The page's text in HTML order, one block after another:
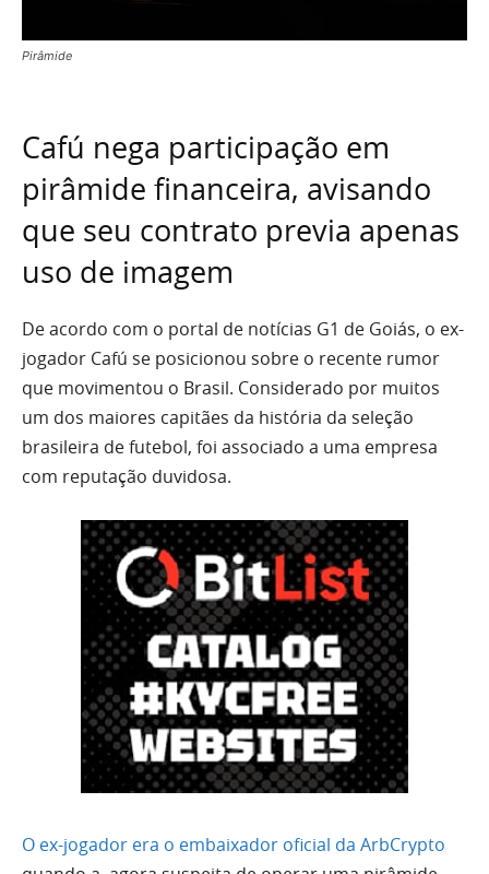
Pirâmide
Cafú nega participação em
pirâmide financeira, avisando
que seu contrato previa apenas
uso de imagem
De acordo com o portal de notícias G1 de Goiás, o ex-
jogador Cafú se posicionou sobre o recente rumor
que movimentou o Brasil. Considerado por muitos
um dos maiores capitães da história da seleção
brasileira de futebol, foi associado a uma empresa
com reputação duvidosa.
O ex-jogador era o embaixador oficial da ArbCrypto